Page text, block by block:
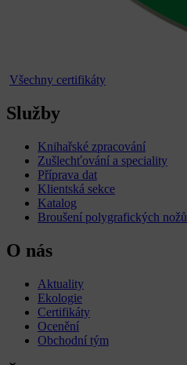
Všechny certifikáty
Služby
Knihařské zpracování
Zušlechťování a speciality
Příprava dat
Klientská sekce
Katalog
Broušení polygrafických nožů
O nás
Aktuality
Ekologie
Certifikáty
Ocenění
Obchodní tým